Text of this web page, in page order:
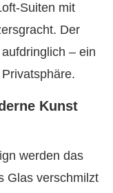
Suiten mit
Der
– ein
Kunst
werden das
Glas verschmilzt